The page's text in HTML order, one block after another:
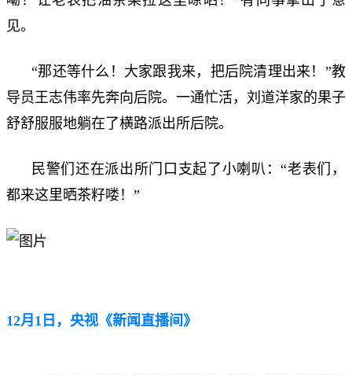
见。
“那还等什么！大家跟我来，把后院清理出来！”教
导员王志伟率先奔向后院。一通忙活，刘道洋家的果子
舒舒服服地躺在了横路派出所后院。
民警们还在派出所门口支起了小喇叭：“老表们，
都来这里晒茶籽喽！”
12月1日，央视《新闻直播间》